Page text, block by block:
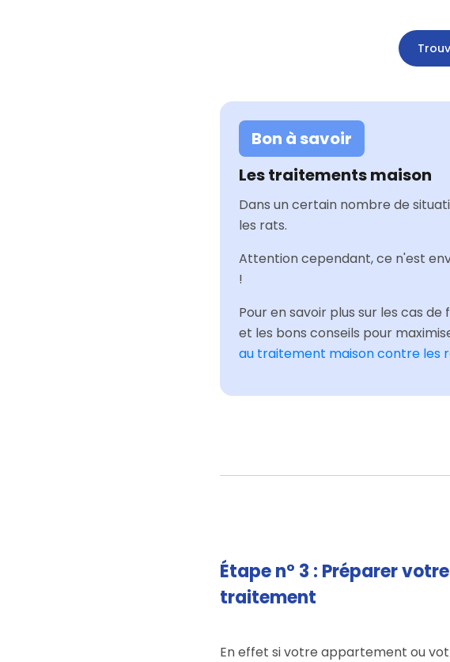
Bon à savoir
Les traitements maison
Dans un certain nombre de
les rats.
Attention cependant, ce n'est
!
Pour en savoir plus sur les cas
et les bons conseils pour
au traitement maison contre les
Étape n° 3 : Préparer
traitement
En effet si votre appartement ou